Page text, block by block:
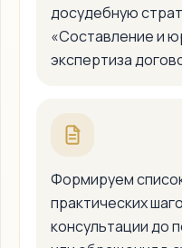
досудебную
«Составление и
экспертиза
Формируем
практических
консультации до